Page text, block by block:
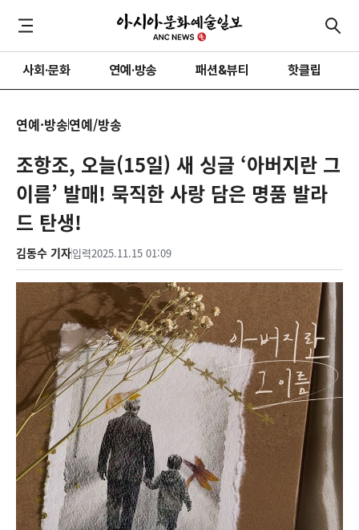
사회·문화 연예·방송 패션&뷰티 핫클립
연예·방송연예/방송
조항조, 오늘(15일) 새 싱글 ‘아버지란 그
이름’ 발매! 묵직한 사랑 담은 명품 발라
드 탄생!
김동수 기자입력2025.11.15 01:09